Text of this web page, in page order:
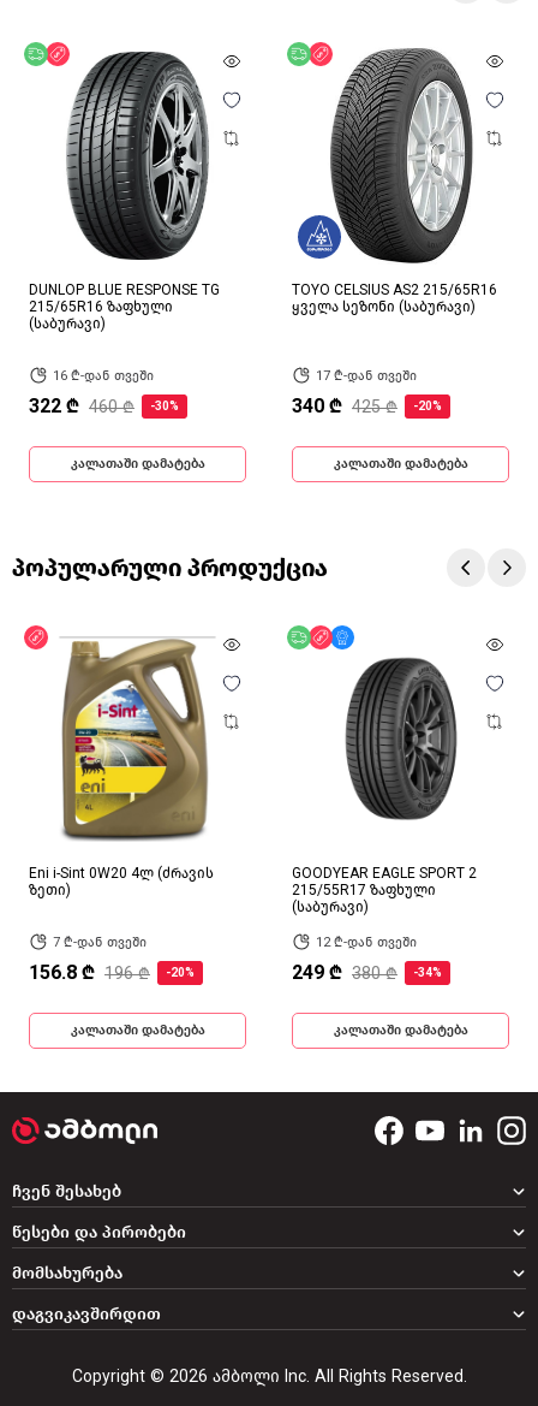
უფასო მიწოდება
ფასდაკლება
DUNLOP BLUE RESPONSE TG
215/65R16 ზაფხული
(საბურავი)
16 ₾-დან თვეში
322 ₾ 460 ₾ -30%
კალათაში დამატება
უფასო მიწოდება
ფასდაკლება
TOYO CELSIUS AS2 215/65R16
ყველა სეზონი (საბურავი)
17 ₾-დან თვეში
340 ₾ 425 ₾ -20%
კალათაში დამატება
პოპულარული პროდუქცია
ფასდაკლება
Eni i-Sint 0W20 4ლ (ძრავის
ზეთი)
7 ₾-დან თვეში
156.8 ₾ 196 ₾ -20%
კალათაში დამატება
უფასო მიწოდება
ფასდაკლება
GOODYEAR EAGLE SPORT 2
215/55R17 ზაფხული
(საბურავი)
12 ₾-დან თვეში
249 ₾ 380 ₾ -34%
კალათაში დამატება
დაგვიკავშირდით
ჩვენ შესახებ
წესები და პირობები
მომსახურება
Copyright © 2026 ამბოლი Inc. All Rights Reserved.